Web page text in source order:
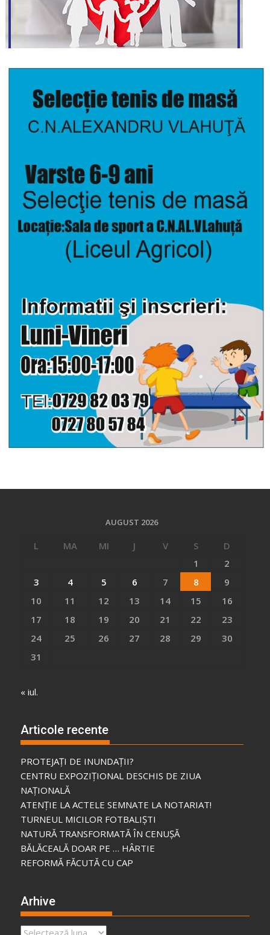
AUGUST 2026
L MA MI J V S
D
1
2
3
4 5 6 7 8
9
10
11 12 13 14 15
16
17
18 19 20 21 22
23
24
25 26 27 28 29
30
31
« iul.
Articole recente
PROTEJAȚI DE INUNDAȚII?
CENTRU EXPOZIȚIONAL DESCHIS DE ZIUA
NAȚIONALĂ
ATENȚIE LA ACTELE SEMNATE LA NOTARIAT!
TURNEUL MICILOR FOTBALIȘTI
NATURĂ TRANSFORMATĂ ÎN CENUȘĂ
BĂLĂCEALĂ DOAR PE … HÂRTIE
REFORMĂ FĂCUTĂ CU CAP
Arhive
Arhive